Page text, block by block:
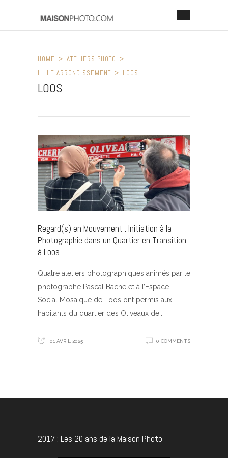
HOME
ATELIERS PHOTO
LILLE ARRONDISSEMENT
LOOS
LOOS
Regard(s) en Mouvement : Initiation à la
Photographie dans un Quartier en Transition
à Loos
Quatre ateliers photographiques animés par le
photographe Pascal Bachelet à l’Espace
Social Mosaïque de Loos ont permis aux
habitants du quartier des Oliveaux de
01 AVRIL 2025 0 COMMENTS
2017 : Les 20 ans de la Maison Photo